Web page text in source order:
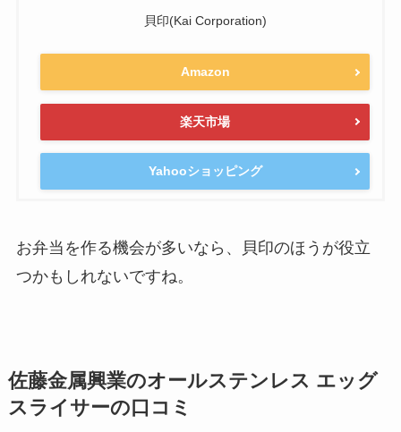
貝印(Kai Corporation)
Amazon
楽天市場
Yahooショッピング
お弁当を作る機会が多いなら、貝印のほうが役立
つかもしれないですね。
佐藤金属興業のオールステンレス エッグ
スライサーの口コミ